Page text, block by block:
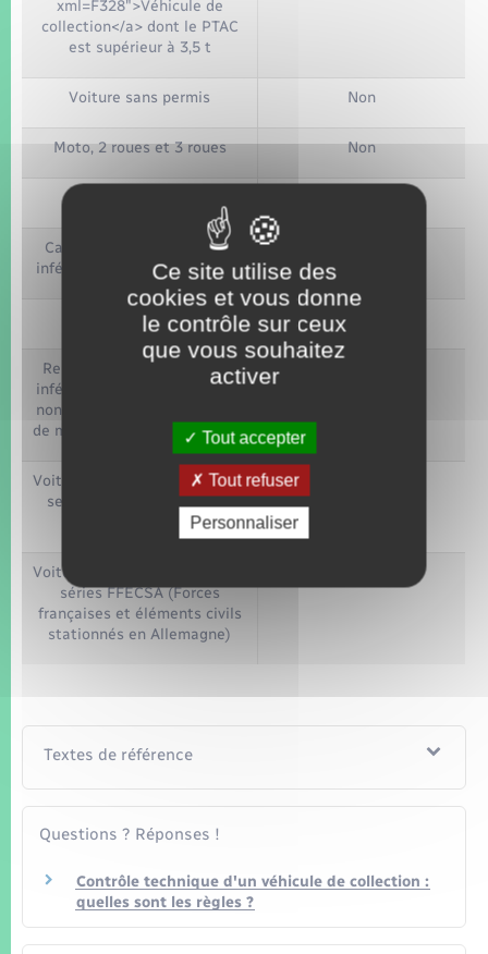
xml=F328">Véhicule de
collection</a> dont le PTAC
est supérieur à 3,5 t
Voiture sans permis Non
Moto, 2 roues et 3 roues Non
Quadricycle à moteur
Caravane dont le PTAC est
inférieur ou égal à 3,5 tonnes
Tracteur agricole
Remorque dont le PTAC est
inférieur ou égal à 3,5 tonnes
non utilisée pour le transport
de marchandises dangereuses
Voiture immatriculée dans les
services diplomatiques ou
Voiture immatriculée dans les
séries FFECSA (Forces
françaises et éléments civils
stationnés en Allemagne)
Textes de référence
Questions ? Réponses !
Contrôle technique d'un véhicule de collection :
quelles sont les règles ?
Ce site utilise des
cookies et vous donne
le contrôle sur ceux
que vous souhaitez
activer
Tout accepter
Tout refuser
Personnaliser